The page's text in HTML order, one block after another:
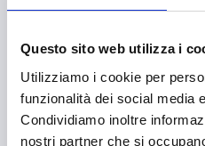
Questo sito web utilizza i
Utilizziamo i cookie per
funzionalità dei social media
Condividiamo inoltre
nostri partner che si
Farmaceutico
Farmacia e/o chimica
Fashion
Festival e mostre